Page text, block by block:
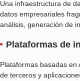
Una infraestructura de
datos empresariales
análisis, generación de
Plataformas de
Plataformas basadas en
de terceros y